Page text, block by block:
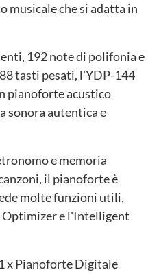
musicale che si adatta in
192 note di polifonia e
tasti pesati, l'YDP-144
pianoforte acustico
sonora autentica e
e memoria
il pianoforte è
molte funzioni utili,
Optimizer e l'Intelligent
x Pianoforte Digitale